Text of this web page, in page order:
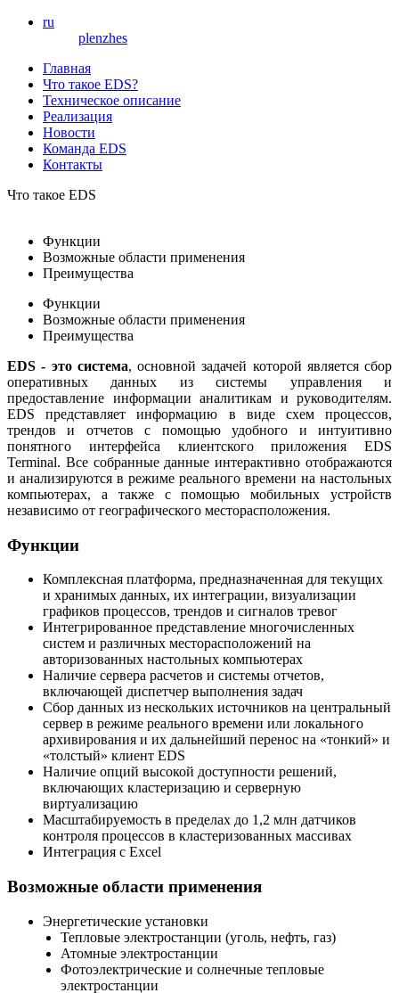
ru
plenzhes
Главная
Что такое EDS?
Техническое описание
Реализация
Новости
Команда EDS
Контакты
Что такое EDS
Функции
Возможные области применения
Преимущества
Функции
Возможные области применения
Преимущества
EDS - это система, основной задачей которой является сбор
оперативных данных из системы управления и
предоставление информации аналитикам и руководителям.
EDS представляет информацию в виде cхем процессов,
трендов и отчетов c помощью удобного и интуитивно
понятного интерфейса клиентского приложения EDS
Terminal. Все собранные данные интерактивно отображаются
и анализируются в режиме реального времени на настольных
компьютерах, а также с помощью мобильных устройств
независимо от географического месторасположения.
Функции
Комплексная платформа, предназначенная для текущих
и хранимых данных, их интеграции, визуализации
графиков процессов, трендов и сигналов тревог
Интегрированное представление многочисленных
систем и различных месторасположений на
авторизованных настольных компьютерах
Наличие сервера расчетов и системы отчетов,
включающей диспетчер выполнения задач
Сбор данных из нескольких источников на центральный
сервер в режиме реального времени или локального
архивирования и их дальнейший перенос на «тонкий» и
«толстый» клиент EDS
Наличие опций высокой доступности решений,
включающих кластеризацию и серверную
виртуализацию
Масштабируемость в пределах до 1,2 млн датчиков
контроля процессов в кластеризованных массивах
Интеграция с Excel
Возможные области применения
Энергетические установки
Тепловые электростанции (уголь, нефть, газ)
Атомные электростанции
Фотоэлектрические и солнечные тепловые
электростанции